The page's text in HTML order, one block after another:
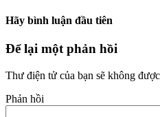
Hãy bình luận đầu tiên
Để lại một phản hồi
Thư điện tử của bạn sẽ không
Phản hồi